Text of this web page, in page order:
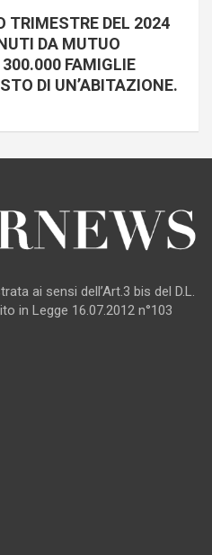
TRIMESTRE DEL 2024
DA MUTUO
FAMIGLIE
DI UN’ABITAZIONE.
ai sensi dell’Art.3 bis del D.L.
in Legge 16.07.2012 n°103